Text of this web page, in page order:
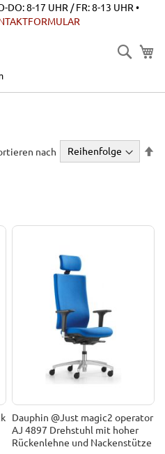
DO: 8-17 UHR / FR: 8-13 UHR •
Suche
nach
Dauphin @Just magic2 operator
AJ 4897 Drehstuhl mit hoher
Rückenlehne und Nackenstütze